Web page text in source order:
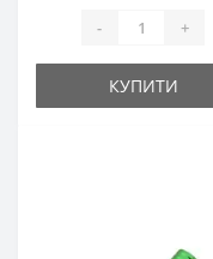
- +
КУПИТИ